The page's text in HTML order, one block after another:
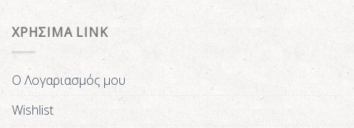
ΧΡΗΣΙΜΑ LINK
Ο Λογαριασμός μου
Wishlist